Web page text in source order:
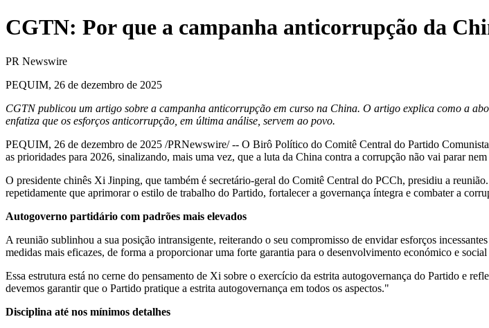
CGTN: Por que a campanha anticorrupção da
PR Newswire
PEQUIM, 26 de dezembro de 2025
CGTN publicou um artigo sobre a campanha anticorrupção em curso na China. O artigo explica como a
enfatiza que os esforços anticorrupção, em última análise, servem ao povo.
PEQUIM, 26 de dezembro de 2025 /PRNewswire/ -- O Birô Político do Comitê Central do Partido
as prioridades para 2026, sinalizando, mais uma vez, que a luta da China contra a corrupção não vai parar nem
O presidente chinês Xi Jinping, que também é secretário-geral do Comitê Central do PCCh, presidiu a
repetidamente que aprimorar o estilo de trabalho do Partido, fortalecer a governança íntegra e combater a
Autogoverno partidário com padrões mais elevados
A reunião sublinhou a sua posição intransigente, reiterando o seu compromisso de envidar esforços
medidas mais eficazes, de forma a proporcionar uma forte garantia para o desenvolvimento económico e
Essa estrutura está no cerne do pensamento de Xi sobre o exercício da estrita autogovernança do Partido e
devemos garantir que o Partido pratique a estrita autogovernança em todos os aspectos."
Disciplina até nos mínimos detalhes